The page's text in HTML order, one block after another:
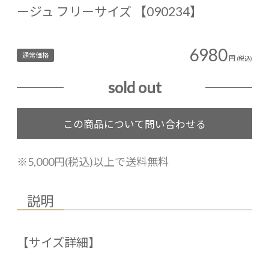
ージュ フリーサイズ 【090234】
通常価格 6980円 (税込)
sold out
※5,000円(税込)以上で送料無料
説明
【サイズ詳細】